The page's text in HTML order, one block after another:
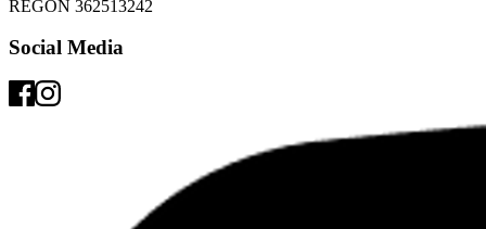
REGON 362513242
Social Media